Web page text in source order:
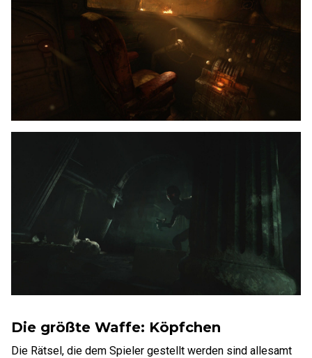
Die größte Waffe: Köpfchen
Die Rätsel, die dem Spieler gestellt werden sind allesamt